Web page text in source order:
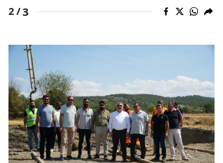
Kocaeli
Malatya
Manisa
Kahramanmaraş
Mardin
Muğla
2 /3